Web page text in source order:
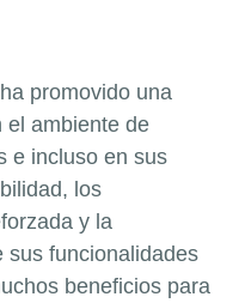
ha promovido una
el ambiente de
e incluso en sus
los
y la
sus funcionalidades
beneficios para